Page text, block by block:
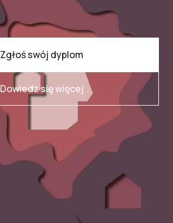
Zgłoś swój dyplom
Dowiedz się więcej